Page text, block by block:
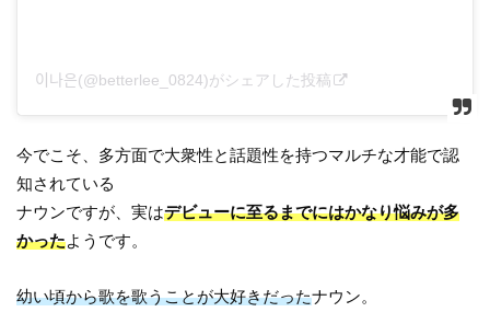
이나은(@betterlee_0824)がシェアした投稿
今でこそ、多方面で大衆性と話題性を持つマルチな才能で認
知されている
ナウンですが、実はデビューに至るまでにはかなり悩みが多
かったようです。
幼い頃から歌を歌うことが大好きだったナウン。